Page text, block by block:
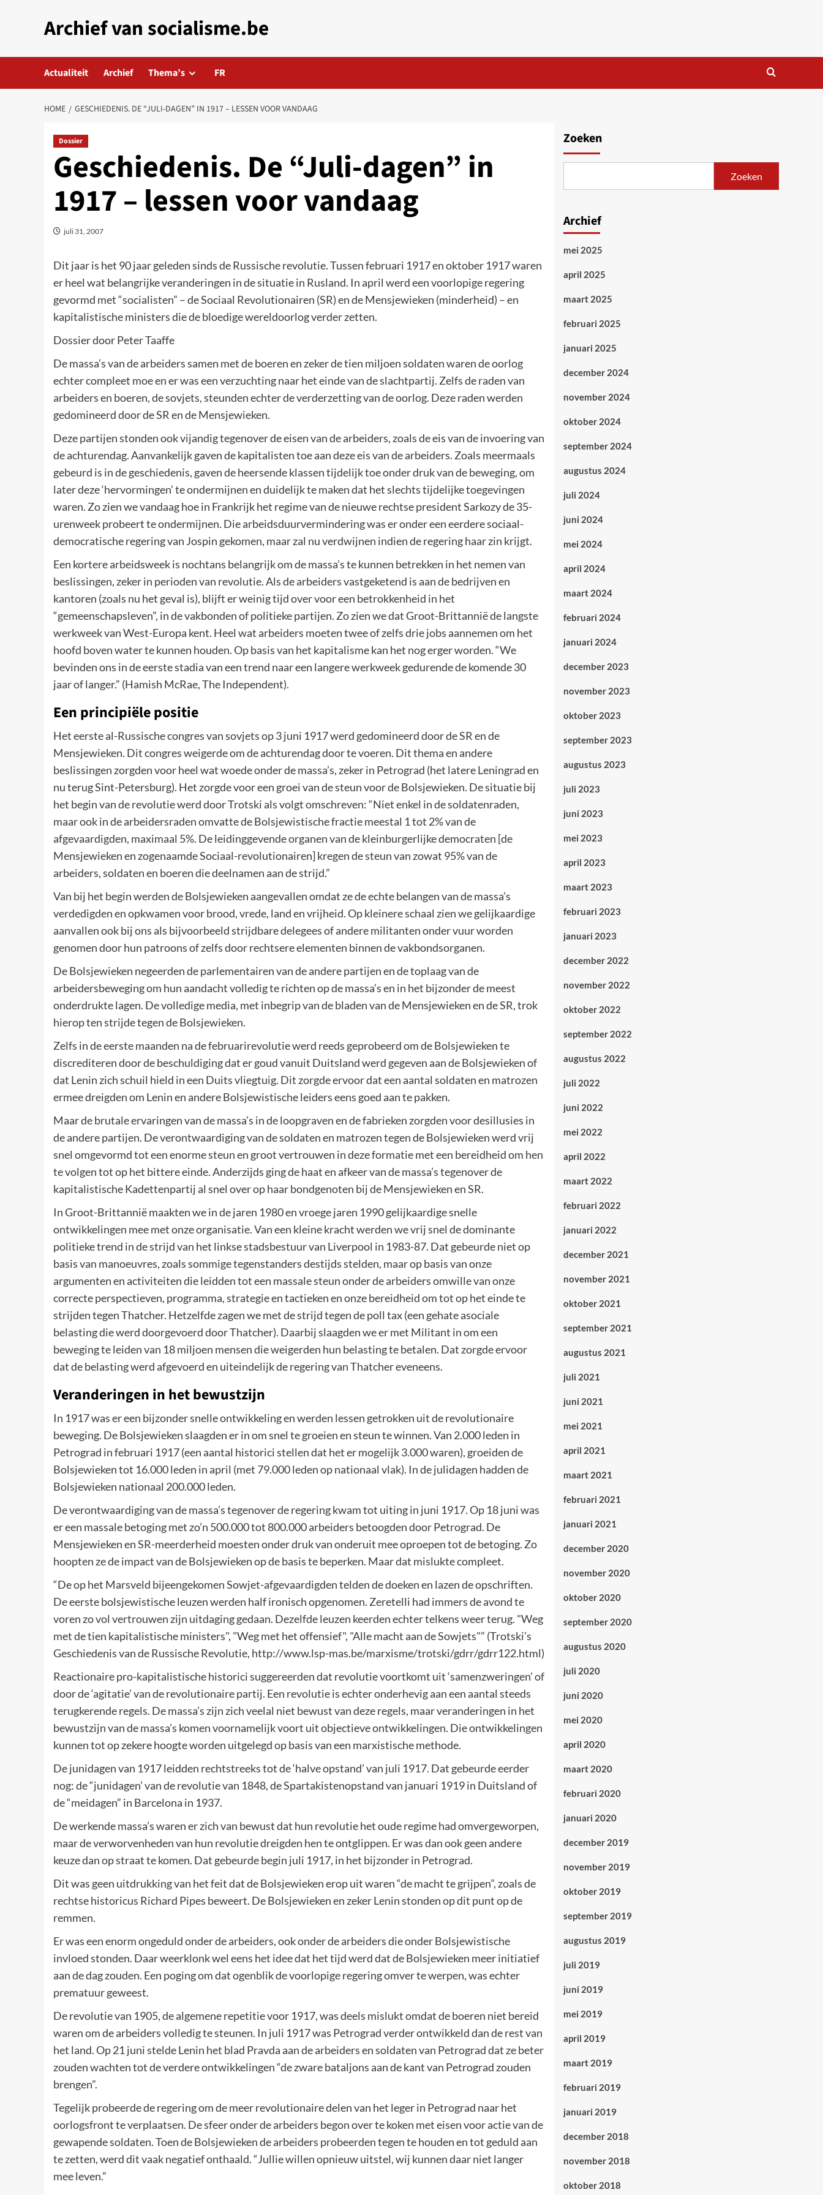
Archief van socialisme.be
Actualiteit Archief Thema’s FR
HOME GESCHIEDENIS. DE “JULI-DAGEN” IN 1917 – LESSEN VOOR VANDAAG
Dossier
Geschiedenis. De “Juli-dagen” in
1917 – lessen voor vandaag
juli 31, 2007
Dit jaar is het 90 jaar geleden sinds de Russische revolutie. Tussen februari 1917 en oktober 1917 waren
er heel wat belangrijke veranderingen in de situatie in Rusland. In april werd een voorlopige regering
gevormd met “socialisten” – de Sociaal Revolutionairen (SR) en de Mensjewieken (minderheid) – en
kapitalistische ministers die de bloedige wereldoorlog verder zetten.
Dossier door Peter Taaffe
De massa’s van de arbeiders samen met de boeren en zeker de tien miljoen soldaten waren de oorlog
echter compleet moe en er was een verzuchting naar het einde van de slachtpartij. Zelfs de raden van
arbeiders en boeren, de sovjets, steunden echter de verderzetting van de oorlog. Deze raden werden
gedomineerd door de SR en de Mensjewieken.
Deze partijen stonden ook vijandig tegenover de eisen van de arbeiders, zoals de eis van de invoering van
de achturendag. Aanvankelijk gaven de kapitalisten toe aan deze eis van de arbeiders. Zoals meermaals
gebeurd is in de geschiedenis, gaven de heersende klassen tijdelijk toe onder druk van de beweging, om
later deze ‘hervormingen’ te ondermijnen en duidelijk te maken dat het slechts tijdelijke toegevingen
waren. Zo zien we vandaag hoe in Frankrijk het regime van de nieuwe rechtse president Sarkozy de 35-
urenweek probeert te ondermijnen. Die arbeidsduurvermindering was er onder een eerdere sociaal-
democratische regering van Jospin gekomen, maar zal nu verdwijnen indien de regering haar zin krijgt.
Een kortere arbeidsweek is nochtans belangrijk om de massa’s te kunnen betrekken in het nemen van
beslissingen, zeker in perioden van revolutie. Als de arbeiders vastgeketend is aan de bedrijven en
kantoren (zoals nu het geval is), blijft er weinig tijd over voor een betrokkenheid in het
“gemeenschapsleven”, in de vakbonden of politieke partijen. Zo zien we dat Groot-Brittannië de langste
werkweek van West-Europa kent. Heel wat arbeiders moeten twee of zelfs drie jobs aannemen om het
hoofd boven water te kunnen houden. Op basis van het kapitalisme kan het nog erger worden. “We
bevinden ons in de eerste stadia van een trend naar een langere werkweek gedurende de komende 30
jaar of langer.” (Hamish McRae, The Independent).
Een principiële positie
Het eerste al-Russische congres van sovjets op 3 juni 1917 werd gedomineerd door de SR en de
Mensjewieken. Dit congres weigerde om de achturendag door te voeren. Dit thema en andere
beslissingen zorgden voor heel wat woede onder de massa’s, zeker in Petrograd (het latere Leningrad en
nu terug Sint-Petersburg). Het zorgde voor een groei van de steun voor de Bolsjewieken. De situatie bij
het begin van de revolutie werd door Trotski als volgt omschreven: “Niet enkel in de soldatenraden,
maar ook in de arbeidersraden omvatte de Bolsjewistische fractie meestal 1 tot 2% van de
afgevaardigden, maximaal 5%. De leidinggevende organen van de kleinburgerlijke democraten [de
Mensjewieken en zogenaamde Sociaal-revolutionairen] kregen de steun van zowat 95% van de
arbeiders, soldaten en boeren die deelnamen aan de strijd.”
Van bij het begin werden de Bolsjewieken aangevallen omdat ze de echte belangen van de massa’s
verdedigden en opkwamen voor brood, vrede, land en vrijheid. Op kleinere schaal zien we gelijkaardige
aanvallen ook bij ons als bijvoorbeeld strijdbare delegees of andere militanten onder vuur worden
genomen door hun patroons of zelfs door rechtsere elementen binnen de vakbondsorganen.
De Bolsjewieken negeerden de parlementairen van de andere partijen en de toplaag van de
arbeidersbeweging om hun aandacht volledig te richten op de massa’s en in het bijzonder de meest
onderdrukte lagen. De volledige media, met inbegrip van de bladen van de Mensjewieken en de SR, trok
hierop ten strijde tegen de Bolsjewieken.
Zelfs in de eerste maanden na de februarirevolutie werd reeds geprobeerd om de Bolsjewieken te
discrediteren door de beschuldiging dat er goud vanuit Duitsland werd gegeven aan de Bolsjewieken of
dat Lenin zich schuil hield in een Duits vliegtuig. Dit zorgde ervoor dat een aantal soldaten en matrozen
ermee dreigden om Lenin en andere Bolsjewistische leiders eens goed aan te pakken.
Maar de brutale ervaringen van de massa’s in de loopgraven en de fabrieken zorgden voor desillusies in
de andere partijen. De verontwaardiging van de soldaten en matrozen tegen de Bolsjewieken werd vrij
snel omgevormd tot een enorme steun en groot vertrouwen in deze formatie met een bereidheid om hen
te volgen tot op het bittere einde. Anderzijds ging de haat en afkeer van de massa’s tegenover de
kapitalistische Kadettenpartij al snel over op haar bondgenoten bij de Mensjewieken en SR.
In Groot-Brittannië maakten we in de jaren 1980 en vroege jaren 1990 gelijkaardige snelle
ontwikkelingen mee met onze organisatie. Van een kleine kracht werden we vrij snel de dominante
politieke trend in de strijd van het linkse stadsbestuur van Liverpool in 1983-87. Dat gebeurde niet op
basis van manoeuvres, zoals sommige tegenstanders destijds stelden, maar op basis van onze
argumenten en activiteiten die leidden tot een massale steun onder de arbeiders omwille van onze
correcte perspectieven, programma, strategie en tactieken en onze bereidheid om tot op het einde te
strijden tegen Thatcher. Hetzelfde zagen we met de strijd tegen de poll tax (een gehate asociale
belasting die werd doorgevoerd door Thatcher). Daarbij slaagden we er met Militant in om een
beweging te leiden van 18 miljoen mensen die weigerden hun belasting te betalen. Dat zorgde ervoor
dat de belasting werd afgevoerd en uiteindelijk de regering van Thatcher eveneens.
Veranderingen in het bewustzijn
In 1917 was er een bijzonder snelle ontwikkeling en werden lessen getrokken uit de revolutionaire
beweging. De Bolsjewieken slaagden er in om snel te groeien en steun te winnen. Van 2.000 leden in
Petrograd in februari 1917 (een aantal historici stellen dat het er mogelijk 3.000 waren), groeiden de
Bolsjewieken tot 16.000 leden in april (met 79.000 leden op nationaal vlak). In de julidagen hadden de
Bolsjewieken nationaal 200.000 leden.
De verontwaardiging van de massa’s tegenover de regering kwam tot uiting in juni 1917. Op 18 juni was
er een massale betoging met zo’n 500.000 tot 800.000 arbeiders betoogden door Petrograd. De
Mensjewieken en SR-meerderheid moesten onder druk van onderuit mee oproepen tot de betoging. Zo
hoopten ze de impact van de Bolsjewieken op de basis te beperken. Maar dat mislukte compleet.
“De op het Marsveld bijeengekomen Sowjet-afgevaardigden telden de doeken en lazen de opschriften.
De eerste bolsjewistische leuzen werden half ironisch opgenomen. Zeretelli had immers de avond te
voren zo vol vertrouwen zijn uitdaging gedaan. Dezelfde leuzen keerden echter telkens weer terug. "Weg
met de tien kapitalistische ministers", "Weg met het offensief", "Alle macht aan de Sowjets"” (Trotski’s
Geschiedenis van de Russische Revolutie, http://www.lsp-mas.be/marxisme/trotski/gdrr/gdrr122.html)
Reactionaire pro-kapitalistische historici suggereerden dat revolutie voortkomt uit ‘samenzweringen’ of
door de ‘agitatie’ van de revolutionaire partij. Een revolutie is echter onderhevig aan een aantal steeds
terugkerende regels. De massa’s zijn zich veelal niet bewust van deze regels, maar veranderingen in het
bewustzijn van de massa’s komen voornamelijk voort uit objectieve ontwikkelingen. Die ontwikkelingen
kunnen tot op zekere hoogte worden uitgelegd op basis van een marxistische methode.
De junidagen van 1917 leidden rechtstreeks tot de ‘halve opstand’ van juli 1917. Dat gebeurde eerder
nog: de “junidagen’ van de revolutie van 1848, de Spartakistenopstand van januari 1919 in Duitsland of
de “meidagen” in Barcelona in 1937.
De werkende massa’s waren er zich van bewust dat hun revolutie het oude regime had omvergeworpen,
maar de verworvenheden van hun revolutie dreigden hen te ontglippen. Er was dan ook geen andere
keuze dan op straat te komen. Dat gebeurde begin juli 1917, in het bijzonder in Petrograd.
Dit was geen uitdrukking van het feit dat de Bolsjewieken erop uit waren “de macht te grijpen”, zoals de
rechtse historicus Richard Pipes beweert. De Bolsjewieken en zeker Lenin stonden op dit punt op de
remmen.
Er was een enorm ongeduld onder de arbeiders, ook onder de arbeiders die onder Bolsjewistische
invloed stonden. Daar weerklonk wel eens het idee dat het tijd werd dat de Bolsjewieken meer initiatief
aan de dag zouden. Een poging om dat ogenblik de voorlopige regering omver te werpen, was echter
prematuur geweest.
De revolutie van 1905, de algemene repetitie voor 1917, was deels mislukt omdat de boeren niet bereid
waren om de arbeiders volledig te steunen. In juli 1917 was Petrograd verder ontwikkeld dan de rest van
het land. Op 21 juni stelde Lenin het blad Pravda aan de arbeiders en soldaten van Petrograd dat ze beter
zouden wachten tot de verdere ontwikkelingen “de zware bataljons aan de kant van Petrograd zouden
brengen”.
Tegelijk probeerde de regering om de meer revolutionaire delen van het leger in Petrograd naar het
oorlogsfront te verplaatsen. De sfeer onder de arbeiders begon over te koken met eisen voor actie van de
gewapende soldaten. Toen de Bolsjewieken de arbeiders probeerden tegen te houden en tot geduld aan
te zetten, werd dit vaak negatief onthaald. “Jullie willen opnieuw uitstel, wij kunnen daar niet langer
mee leven.”
Zoeken
Zoeken
Archief
mei 2025
april 2025
maart 2025
februari 2025
januari 2025
december 2024
november 2024
oktober 2024
september 2024
augustus 2024
juli 2024
juni 2024
mei 2024
april 2024
maart 2024
februari 2024
januari 2024
december 2023
november 2023
oktober 2023
september 2023
augustus 2023
juli 2023
juni 2023
mei 2023
april 2023
maart 2023
februari 2023
januari 2023
december 2022
november 2022
oktober 2022
september 2022
augustus 2022
juli 2022
juni 2022
mei 2022
april 2022
maart 2022
februari 2022
januari 2022
december 2021
november 2021
oktober 2021
september 2021
augustus 2021
juli 2021
juni 2021
mei 2021
april 2021
maart 2021
februari 2021
januari 2021
december 2020
november 2020
oktober 2020
september 2020
augustus 2020
juli 2020
juni 2020
mei 2020
april 2020
maart 2020
februari 2020
januari 2020
december 2019
november 2019
oktober 2019
september 2019
augustus 2019
juli 2019
juni 2019
mei 2019
april 2019
maart 2019
februari 2019
januari 2019
december 2018
november 2018
oktober 2018